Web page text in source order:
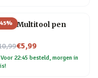
45%
in-1 Multitool pen
voor€5,99
Voor 22:45 besteld, morgen in